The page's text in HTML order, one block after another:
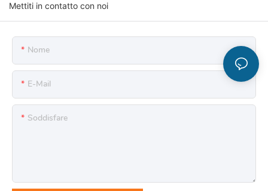
Mettiti in contatto con noi
Nome
E-Mail
Soddisfare